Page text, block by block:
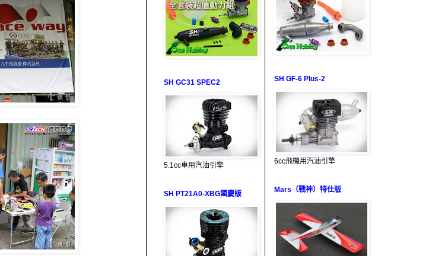
SH GC31 SPEC2
5.1cc車用汽油引擎
SH PT21A0-XBG國慶版
SH GF-6 Plus-2
6cc飛機用汽油引擎
Mars（戰神）特仕版